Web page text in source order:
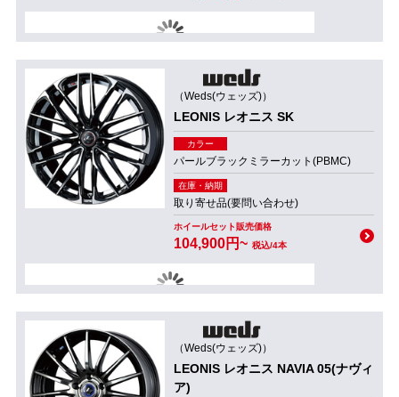
（Weds(ウェッズ)）
LEONIS レオニス SK
カラー
パールブラックミラーカット(PBMC)
在庫・納期
取り寄せ品(要問い合わせ)
ホイールセット販売価格
104,900円~ 税込/4本
（Weds(ウェッズ)）
LEONIS レオニス NAVIA 05(ナヴィ
ア)